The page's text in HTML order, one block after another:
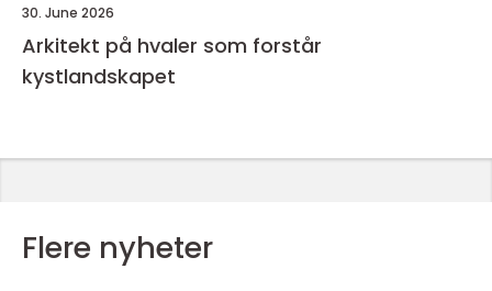
30. June 2026
Arkitekt på hvaler som forstår
kystlandskapet
Flere nyheter